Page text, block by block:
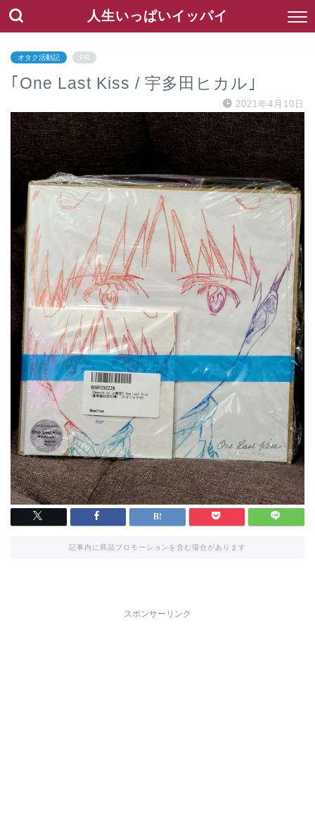
人生いっぱいイッパイ
オタク活動記 PR
｢One Last Kiss / 宇多田ヒカル｣
2021年4月10日
記事内に商品プロモーションを含む場合があります
スポンサーリンク